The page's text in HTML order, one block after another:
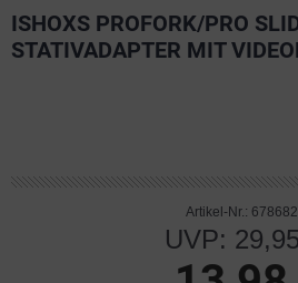
ISHOXS PROFORK/PRO
STATIVADAPTER MIT
Artikel-Nr.:
UVP: